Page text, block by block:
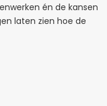
én de kansen
laten zien hoe de